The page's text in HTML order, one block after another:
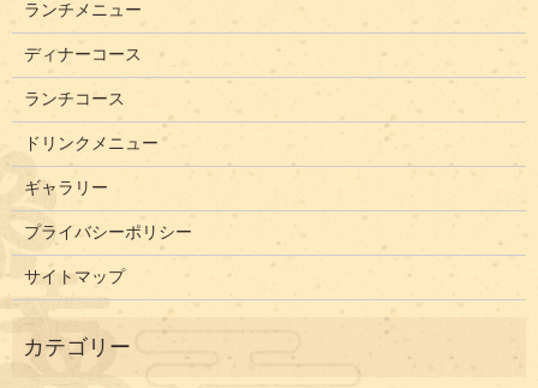
ランチメニュー
ディナーコース
ランチコース
ドリンクメニュー
ギャラリー
プライバシーポリシー
サイトマップ